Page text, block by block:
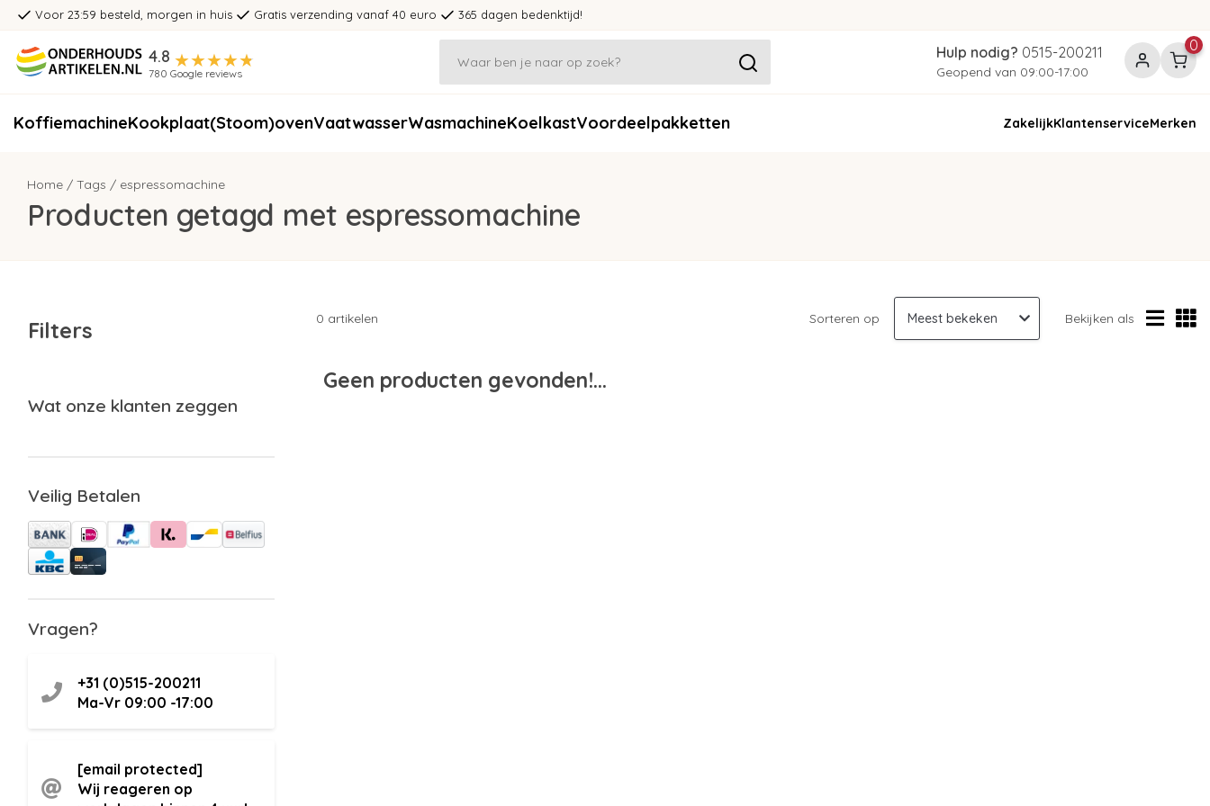
Voor 23:59 besteld, morgen in huis Gratis verzending vanaf 40 euro 365 dagen bedenktijd!
4.8
780 Google reviews
Hulp nodig? 0515-200211
Geopend van 09:00-17:00
0
KoffiemachineKookplaat(Stoom)ovenVaatwasserWasmachineKoelkastVoordeelpakketten ZakelijkKlantenserviceMerken
Home / Tags / espressomachine
Producten getagd met espressomachine
Filters
Wat onze klanten zeggen
Veilig Betalen
Vragen?
+31 (0)515-200211
Ma-Vr 09:00 -17:00
[email protected]
Wij reageren op
0 artikelen Sorteren op Bekijken als
Geen producten gevonden!...